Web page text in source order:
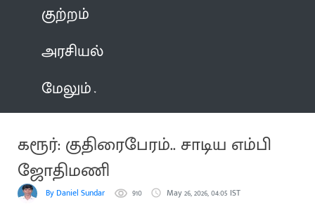
குற்றம்
அரசியல்
மேலும்
கரூர்: குதிரைபேரம்.. சாடிய எம்பி
ஜோதிமணி
By Daniel Sundar 910 May 26, 2026, 04:05 IST